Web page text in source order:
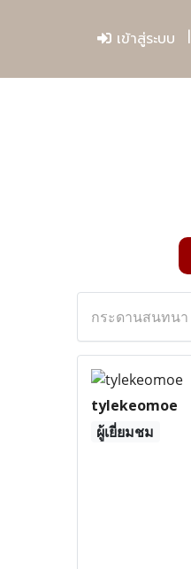
เข้าสู่ระบบ
กระดานสนทนา
tylekeomoe
ผู้เยี่ยมชม